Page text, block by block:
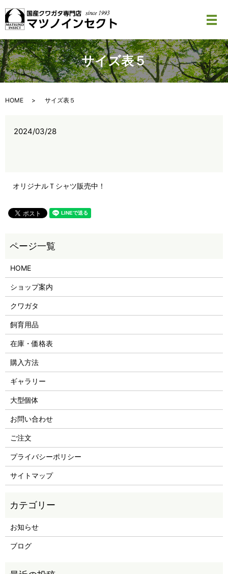
メ
サイズ表５
HOME サイズ表５
2024/03/28
オリジナルＴシャツ販売中！
HOME
ショップ案内
クワガタ
飼育用品
在庫・価格表
購入方法
ギャラリー
大型個体
お問い合わせ
ご注文
プライバシーポリシー
サイトマップ
お知らせ
ブログ